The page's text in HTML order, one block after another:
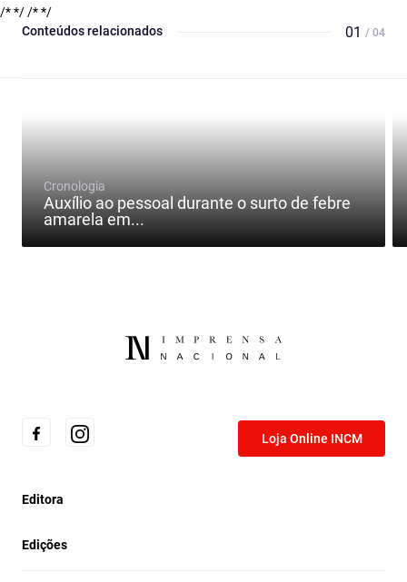
/* *//* */
Conteúdos relacionados
01 / 04
Cronologia
Auxílio ao pessoal durante o surto de febre
amarela em...
Loja Online INCM
Editora
Edições